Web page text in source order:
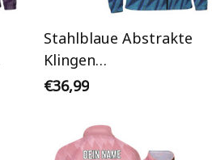
Stahlblaue Abstrakte
Klingen
Personalisiertes
€36,99